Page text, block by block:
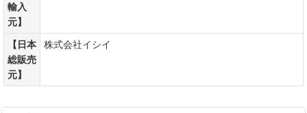
輸入
元】
【日本
総販売
元】
株式会社イシイ